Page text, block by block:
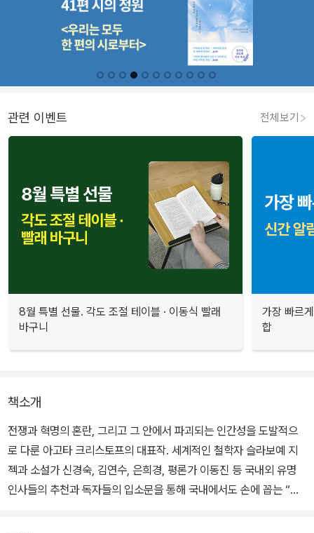
관련 이벤트 전체보기
8월 특별 선물. 각도 조절 테이블 · 이동식 빨래
바구니
가장 빠르
합
책소개
전쟁과 혁명의 혼란, 그리고 그 안에서 파괴되는 인간성을 도발적으
로 다룬 아고타 크리스토프의 대표작. 세계적인 철학자 슬라보예 지
젝과 소설가 신경숙, 김연수, 은희경, 평론가 이동진 등 국내외 유명
인사들의 추천과 독자들의 입소문을 통해 국내에서도 손에 꼽는 “인